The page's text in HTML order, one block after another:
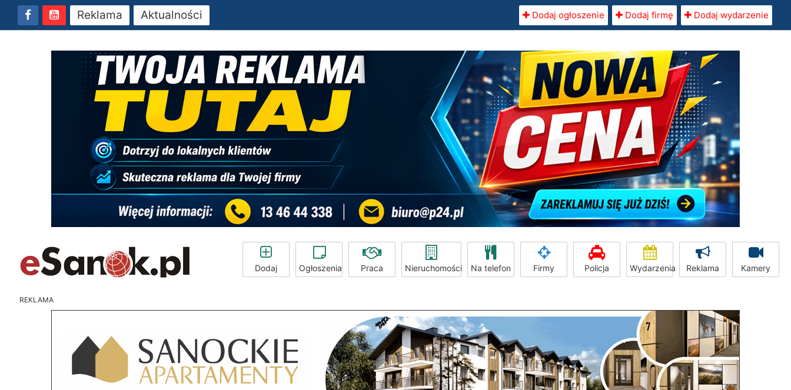
Reklama Aktualności Dodaj ogłoszenie Dodaj firmę Dodaj wydarzenie
Dodaj Ogłoszenia Praca Nieruchomości Na telefon Firmy Policja Wydarzenia Reklama Kamery
REKLAMA